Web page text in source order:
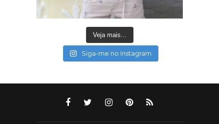
Veja mais...
Siga-me no Instagram